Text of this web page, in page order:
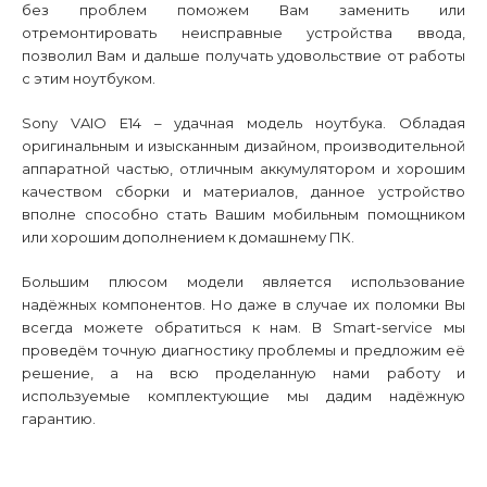
без проблем поможем Вам заменить или
отремонтировать неисправные устройства ввода,
позволил Вам и дальше получать удовольствие от работы
с этим ноутбуком.
Sony VAIO E14 – удачная модель ноутбука. Обладая
оригинальным и изысканным дизайном, производительной
аппаратной частью, отличным аккумулятором и хорошим
качеством сборки и материалов, данное устройство
вполне способно стать Вашим мобильным помощником
или хорошим дополнением к домашнему ПК.
Большим плюсом модели является использование
надёжных компонентов. Но даже в случае их поломки Вы
всегда можете обратиться к нам. В Smart-service
мы
проведём точную диагностику проблемы и предложим её
решение, а на всю проделанную нами работу и
используемые комплектующие мы дадим надёжную
гарантию.